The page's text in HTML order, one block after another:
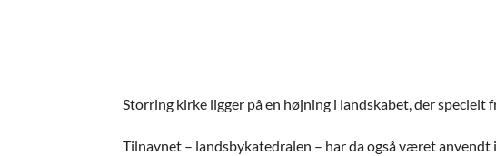
Storring kirke ligger på en højning i landskabet, der
Tilnavnet – landsbykatedralen – har da også været